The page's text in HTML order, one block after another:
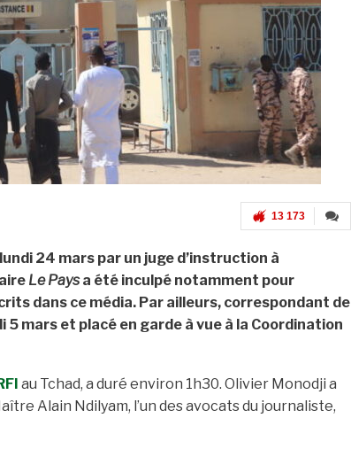
13 173
24 mars par un juge d’instruction à
Le Paysa été inculpé notamment pour
dans ce média. Par ailleurs, correspondant de
mars et placé en garde à vue à la Coordination
au Tchad, a duré environ 1h30. Olivier Monodji a
Alain Ndilyam, l’un des avocats du journaliste,